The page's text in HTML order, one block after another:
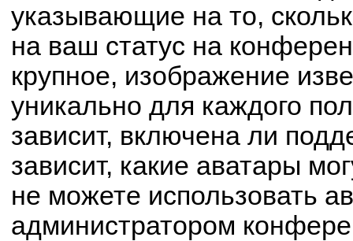
указывающие на то,
на ваш статус на
крупное, изображение
уникально для каждого
зависит, включена ли
зависит, какие аватары
не можете использовать
администратором